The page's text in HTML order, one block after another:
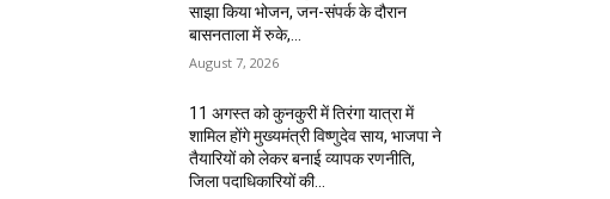
साझा किया भोजन, जन-संपर्क के दौरान
बासनताला में रुके,...
August 7, 2026
11 अगस्त को कुनकुरी में तिरंगा यात्रा में
शामिल होंगे मुख्यमंत्री विष्णुदेव साय, भाजपा ने
तैयारियों को लेकर बनाई व्यापक रणनीति,
जिला पदाधिकारियों की...